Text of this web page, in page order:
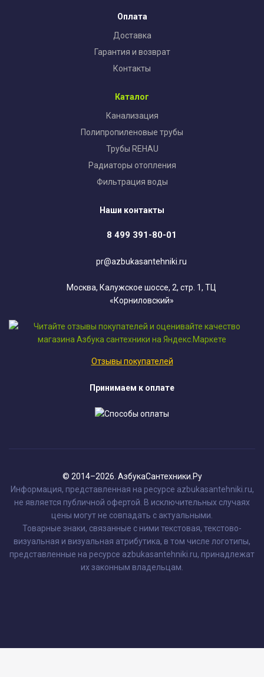
Оплата
Доставка
Гарантия и возврат
Контакты
Каталог
Канализация
Полипропиленовые трубы
Трубы REHAU
Радиаторы отопления
Фильтрация воды
Наши контакты
8 499 391-80-01
pr@azbukasantehniki.ru
Москва, Калужское шоссе, 2, стр. 1, ТЦ
«Корниловский»
Отзывы покупателей
Принимаем к оплате
© 2014–2026. АзбукаСантехники.Ру
Информация, представленная на ресурсе azbukasantehniki.ru,
не является публичной офертой. В исключительных случаях
цены могут не совпадать с актуальными.
Товарные знаки, связанные с ними текстовая, текстово-
визуальная и визуальная атрибутика, в том числе логотипы,
представленные на ресурсе azbukasantehniki.ru, принадлежат
их законным владельцам.